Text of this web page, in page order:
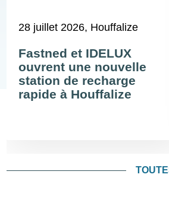
28 juillet 2026, Houffalize
Fastned et IDELUX
ouvrent une nouvelle
station de recharge
rapide à Houffalize